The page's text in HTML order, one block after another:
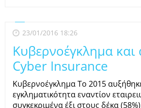
23/01/2016 18:26
Κυβερνοέγκλημα
Cyber Insurance
Κυβερνοέγκλημα To 2015
εγκληματικότητα εναντίον
συγκεκριμένα έξι στους δέκα